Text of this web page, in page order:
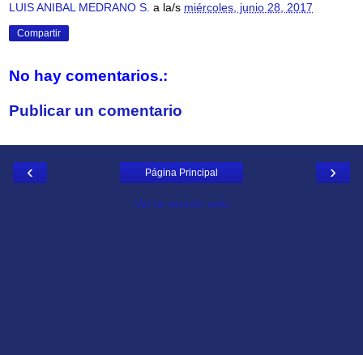
LUIS ANIBAL MEDRANO S. a la/s miércoles, junio 28, 2017
Compartir
No hay comentarios.:
Publicar un comentario
‹ ›
Página Principal
Ver la versión web